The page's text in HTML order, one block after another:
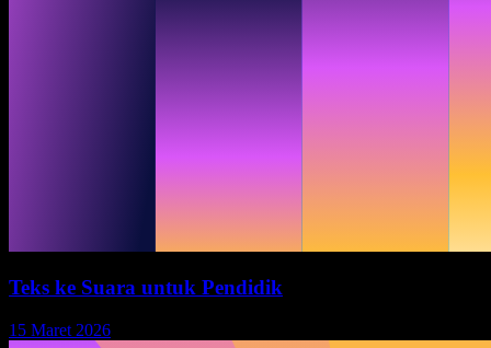
Teks ke Suara untuk Pendidik
15 Maret 2026